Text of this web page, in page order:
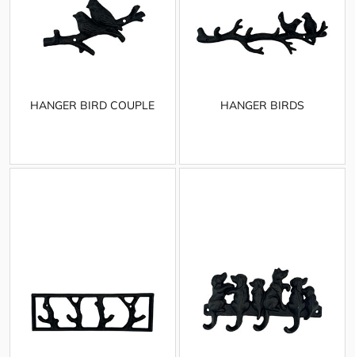
HANGER BIRD COUPLE HANGER BIRDS